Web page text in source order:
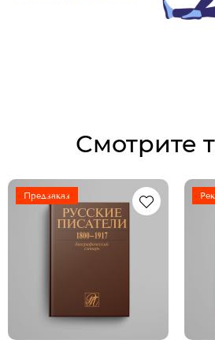
Смотрите
Предзаказ